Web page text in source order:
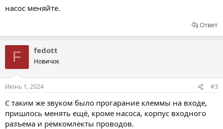
насос меняйте.
Ответ
F fedott
Новичок
Июнь 1, 2024 #3
С таким же звуком было прогарание клеммы на входе,
пришлось менять ещё, кроме насоса, корпус входного
разъема и ремкомлекты проводов.